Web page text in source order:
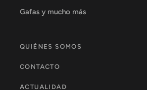
Gafas y mucho más
QUIÉNES SOMOS
CONTACTO
ACTUALIDAD